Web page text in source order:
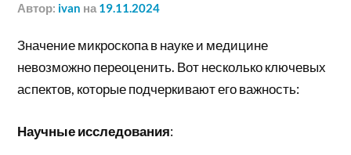
Автор: ivan на 19.11.2024
Значение микроскопа в науке и медицине
невозможно переоценить. Вот несколько ключевых
аспектов, которые подчеркивают его важность:
Научные исследования: